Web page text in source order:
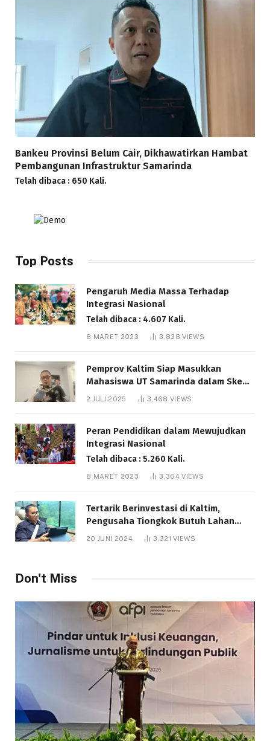
Bankeu Provinsi Belum Cair, Dikhawatirkan Hambat
Pembangunan Infrastruktur Samarinda
Telah dibaca : 650 Kali.
Top Posts
Pengaruh Media Massa Terhadap
Integrasi Nasional
Telah dibaca : 4.607 Kali.
8 MARET 2023 3,838VIEWS
Pemprov Kaltim Siap Masukkan
Mahasiswa UT Samarinda dalam Skema
Bantuan Pendidikan Gratispol
2 JULI 2025 3,468 VIEWS
Peran Pendidikan dalam Mewujudkan
Integrasi Nasional
Telah dibaca : 5.260 Kali.
8 MARET 2023 3,364VIEWS
Tertarik Berinvestasi di Kaltim,
Pengusaha Tiongkok Butuh Lahan
1.000 Hektare
20 JUNI 2024 3,321VIEWS
Don't Miss